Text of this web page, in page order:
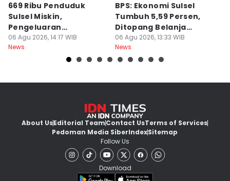
669 Ribu Penduduk
Sulsel Miskin,
Pengeluaran
Terbesarnya Rokok
06 Agu 2026, 14:17 WIB
News
BPS: Ekonomi Sulsel
Tumbuh 5,59 Persen,
Ditopang Belanja
Pemerintah
06 Agu 2026, 13:33 WIB
News
About UsEditorial TeamContact UsTerms of Services
Pedoman Media SiberIndexSitemap
Follow Us
Download